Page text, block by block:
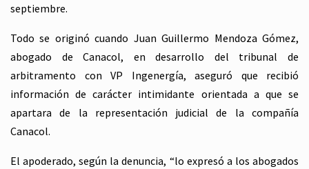
septiembre.
Todo se originó cuando Juan Guillermo Mendoza Gómez,
abogado de Canacol, en desarrollo del tribunal de
arbitramento con VP Ingenergía, aseguró que recibió
información de carácter intimidante orientada a que se
apartara de la representación judicial de la compañía
Canacol.
El apoderado, según la denuncia, “lo expresó a los abogados